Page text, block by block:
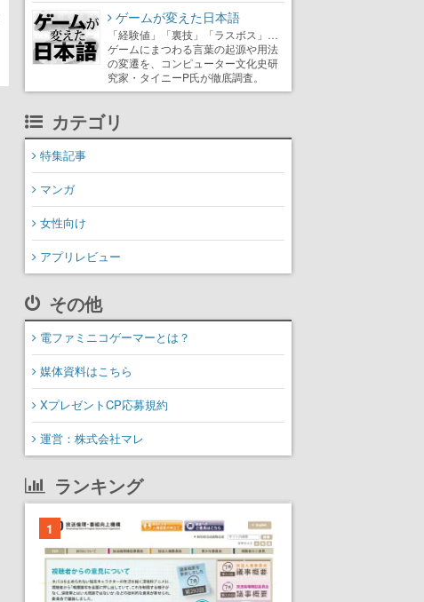
ゲームが変えた日本語
「経験値」「裏技」「ラスボス」…
ゲームにまつわる言葉の起源や用法
の変遷を、コンピューター文化史研
究家・タイニーP氏が徹底調査。
カテゴリ
特集記事
マンガ
女性向け
アプリレビュー
その他
電ファミニコゲーマーとは？
媒体資料はこちら
XプレゼントCP応募規約
運営：株式会社マレ
ランキング
1